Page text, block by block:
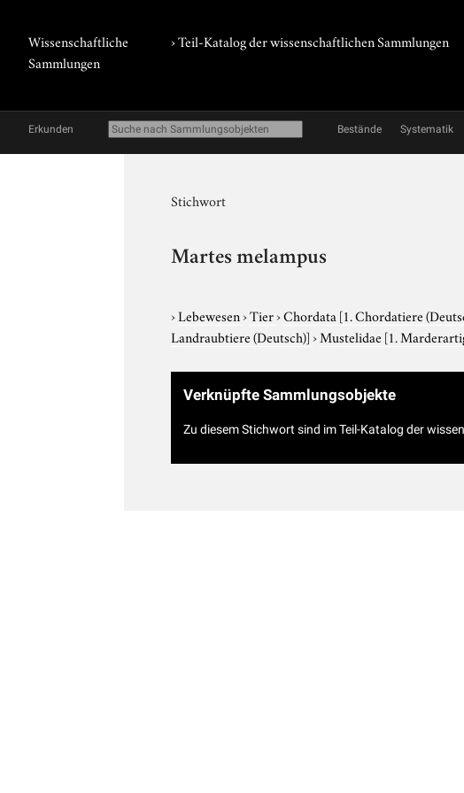
Wissenschaftliche
Sammlungen
› Teil-Katalog der wissenschaftlichen Sammlungen
Erkunden Bestände Systematik
Stichwort
Martes melampus
›Lebewesen›Tier›Chordata [1. Chordatiere
Landraubtiere (Deutsch)]›Mustelidae [1.
Verknüpfte Sammlungsobjekte
Zu diesem Stichwort sind im Teil-Katalog der